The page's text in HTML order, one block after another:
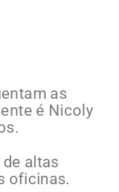
as
é Nicoly
altas
oficinas.